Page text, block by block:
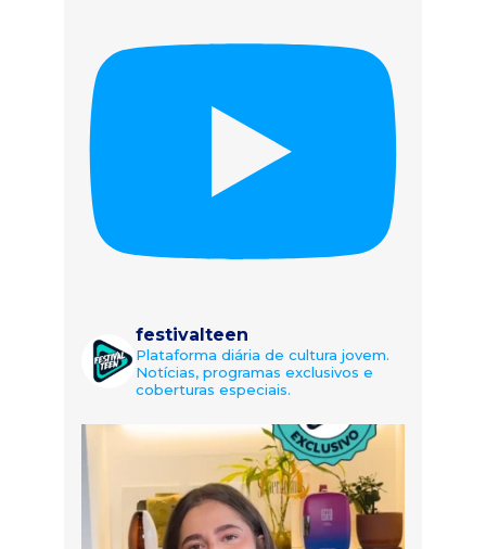
festivalteen
Plataforma diária de cultura jovem.
Notícias, programas exclusivos e
coberturas especiais.